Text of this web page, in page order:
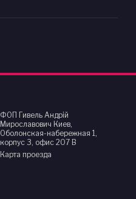
ФОП Гивель Андрій
Мирославович Киев,
Оболонская-набережная 1,
корпус 3, офис 207 В
Карта проезда